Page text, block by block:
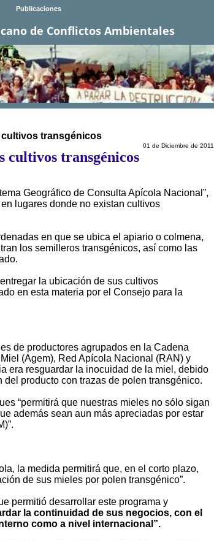
Publicaciones
de Conflictos Ambientales
cultivos transgénicos
01 de Diciembre de 2011
cultivos transgénicos
Geográfico de Consulta Apícola Nacional”,
lugares donde no existan cultivos
en que se ubica el apiario o colmena,
los semilleros transgénicos, así como las
la ubicación de sus cultivos
en esta materia por el Consejo para la
de productores agrupados en la Cadena
(Agem), Red Apícola Nacional (RAN) y
era resguardar la inocuidad de la miel, debido
producto con trazas de polen transgénico.
“permitirá que nuestras mieles no sólo sigan
además sean aun más apreciadas por estar
la medida permitirá que, en el corto plazo,
de sus mieles por polen transgénico”.
permitió desarrollar este programa y
la continuidad de sus negocios, con el
como a nivel internacional”.